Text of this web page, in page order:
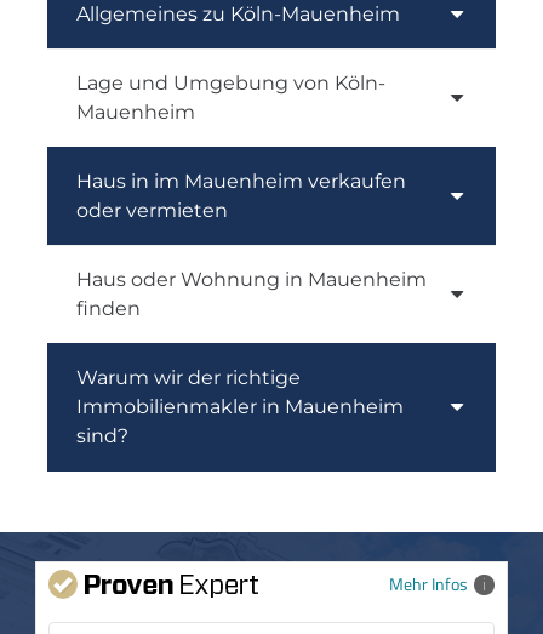
Allgemeines zu Köln-Mauenheim
Lage und Umgebung von Köln-
Mauenheim
Haus in im Mauenheim verkaufen
oder vermieten
Haus oder Wohnung in Mauenheim
finden
Warum wir der richtige
Immobilienmakler in Mauenheim
sind?
Mehr Infos